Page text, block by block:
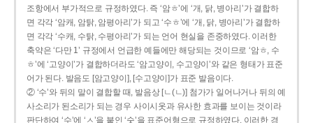
조항에서 부가적으로 규정하였다. 즉 ‘암ㅎ’에 ‘개, 닭, 병아리’가 결합하
면 각각 ‘암캐, 암탉, 암평아리’가 되고 ‘수ㅎ’에 ‘개, 닭, 병아리’가 결합하
면 각각 ‘수캐, 수탉, 수평아리’가 되는 언어 현실을 존중하였다. 이러한
축약은 ‘다만 1’ 규정에서 언급한 예들에만 해당되는 것이므로 ‘암ㅎ, 수
ㅎ’에 ‘고양이’가 결합하더라도 ‘암고양이, 수고양이’와 같은 형태가 표준
어가 된다. 발음도 [암고양이], [수고양이]가 표준 발음이다.
② ‘수’와 뒤의 말이 결합할 때, 발음상 [ㄴ(ㄴ)] 첨가가 일어나거나 뒤의 예
사소리가 된소리가 되는 경우 사이시옷과 유사한 효과를 보이는 것이라
판단하여 ‘수’에 ‘ㅅ’을 붙인 ‘숫’을 표준어형으로 규정하였다. 이러한 경